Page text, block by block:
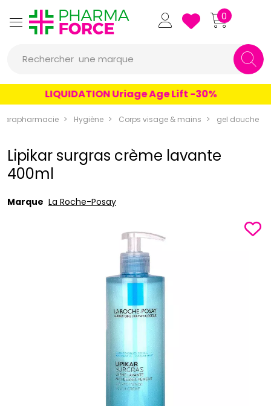
Pharmaforce Grande
0
Rechercher
un produit
une marque
LIQUIDATION Uriage Age Lift -30%
Parapharmacie Hygiène Corps visage & mains gel douche
Lipikar surgras crème lavante
400ml
Marque La Roche-Posay